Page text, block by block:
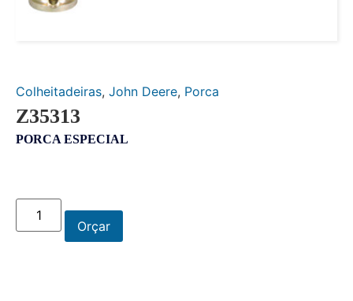
Colheitadeiras, John Deere, Porca
Z35313
PORCA ESPECIAL
Orçar